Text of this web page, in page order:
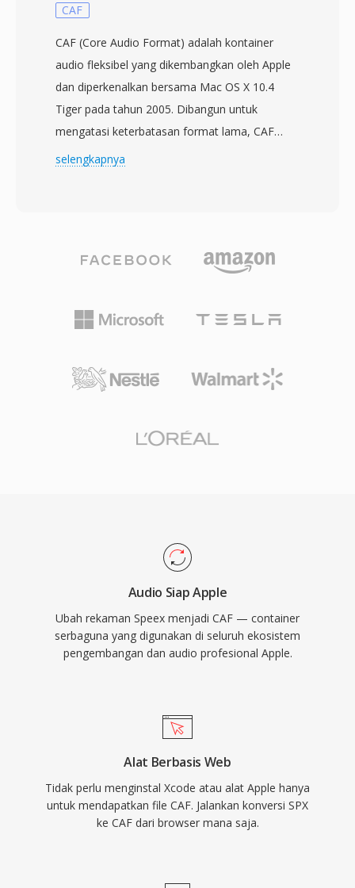
Ogg. Tiga sampling rate didukung —
kHz, dan ultra-wideband pada 32 kHz —
bersama variable bitrate encoding yang
beradaptasi secara real-time terhadap
kompleksitas ucapan. Keunggulan yang
menonjol adalah sifatnya yang bebas paten
dan berlisensi BSD, yang memungkinkan
cancellation, noise suppression, dan automatic
gain control, fitur-fitur yang biasanya
eksternal. Meskipun pembuatnya secara resmi
sejak 2012, Speex tetap diterapkan dalam
sistem VoIP warisan, rekaman yang diarsipkan,
decoder-nya yang ringan masih dihargai.
CAF
CAF (Core Audio Format) adalah kontainer
audio fleksibel yang dikembangkan oleh Apple
dan diperkenalkan bersama Mac OS X 10.4
Tiger pada tahun 2005. Dibangun untuk
mengatasi keterbatasan format lama, CAF
menghilangkan batas ukuran file 4 GB yang
lainnya — dalam satu wrapper yang terpadu.
audio bersama metadata yang kaya termasuk
layout channel, region penanda, anotasi, dan
penanganan rekaman yang sangat panjang:
batasan ukuran. Dukungan codec yang fleksibel
dari Apple menyediakan dukungan native di
macOS dan iOS, memastikan pemutaran
latensi rendah dalam aplikasi profesional
seperti Logic Pro dan Final Cut Pro. Untuk alur
kerja ekosistem Apple yang membutuhkan
keserbagunaan sekaligus skalabilitas, CAF
selengkapnya
Audio Siap Apple
Ubah rekaman Speex menjadi CAF — container
serbaguna yang digunakan di seluruh ekosistem
pengembangan dan audio profesional Apple.
Alat Berbasis Web
Tidak perlu menginstal Xcode atau alat Apple hanya
untuk mendapatkan file CAF. Jalankan konversi SPX
ke CAF dari browser mana saja.